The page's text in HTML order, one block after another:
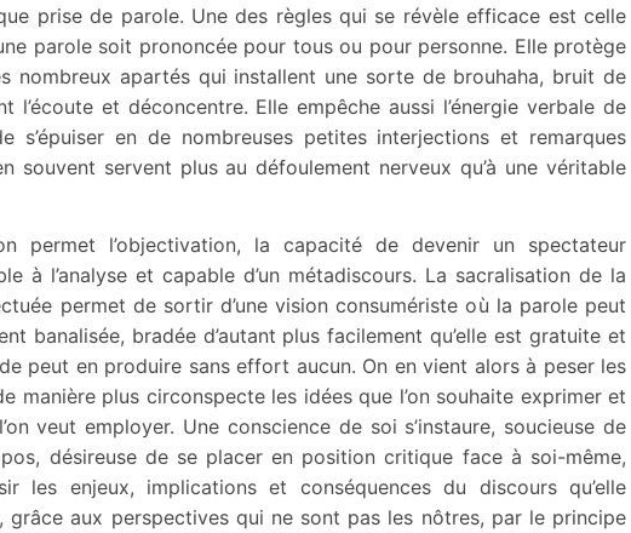
prise de parole. Une des règles qui se révèle efficace est celle
parole soit prononcée pour tous ou pour personne. Elle protège
nombreux apartés qui installent une sorte de brouhaha, bruit de
l’écoute et déconcentre. Elle empêche aussi l’énergie verbale de
s’épuiser en de nombreuses petites interjections et remarques
souvent servent plus au défoulement nerveux qu’à une véritable
permet l’objectivation, la capacité de devenir un spectateur
à l’analyse et capable d’un métadiscours. La sacralisation de la
permet de sortir d’une vision consumériste où la parole peut
banalisée, bradée d’autant plus facilement qu’elle est gratuite et
peut en produire sans effort aucun. On en vient alors à peser les
manière plus circonspecte les idées que l’on souhaite exprimer et
veut employer. Une conscience de soi s’instaure, soucieuse de
désireuse de se placer en position critique face à soi-même,
les enjeux, implications et conséquences du discours qu’elle
grâce aux perspectives qui ne sont pas les nôtres, par le principe